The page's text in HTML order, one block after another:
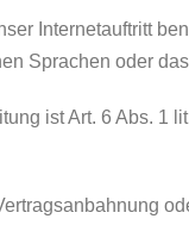
Internetauftritt
Sprachen oder
ist Art. 6 Abs. 1